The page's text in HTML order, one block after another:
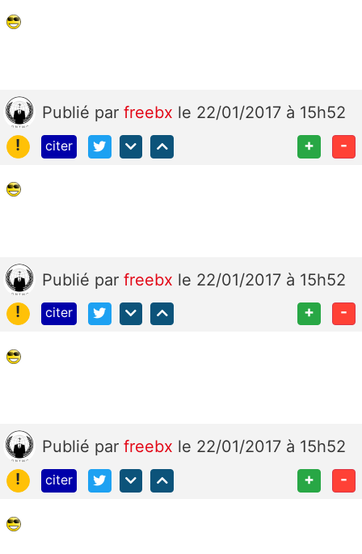
Publié par freebx le 22/01/2017 à 15h52
!
citer + -
Publié par freebx le 22/01/2017 à 15h52
!
citer + -
Publié par freebx le 22/01/2017 à 15h52
!
citer + -